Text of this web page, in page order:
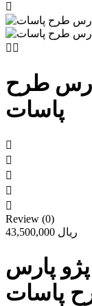

 
طرح
پاسات





Review (0)
43,500,000 ریال
پارس
پاسات